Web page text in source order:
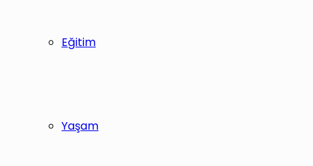
Eğitim
Yaşam